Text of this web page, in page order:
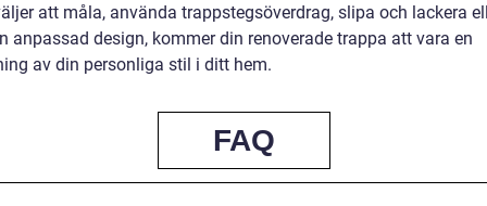
att måla, använda trappstegsöverdrag, slipa och lackera
anpassad design, kommer din renoverade trappa att vara en
av din personliga stil i ditt hem.
FAQ